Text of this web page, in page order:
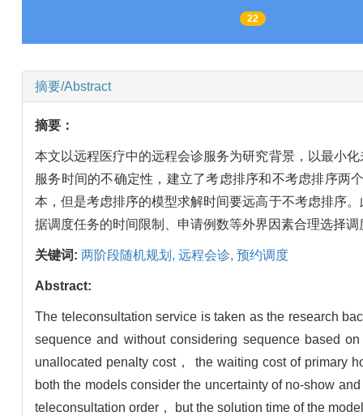
22
摘要/Abstract
摘要：
本文以远程医疗中的远程会诊服务为研究背景，以最小
服务时间的不确定性，建立了考虑排序和不考虑排序两
本，但是考虑排序的模型求解时间要远高于不考虑排序
据调度任务的时间限制、申请例数等外界因素合理选择调
关键词: 两阶段随机规划, 远程会诊, 预约调度
Abstract:
The teleconsultation service is taken as the research
sequence and without considering sequence based
unallocated penalty cost， the waiting cost of primary
both the models consider the uncertainty of no-show
teleconsultation order， but the solution time of the